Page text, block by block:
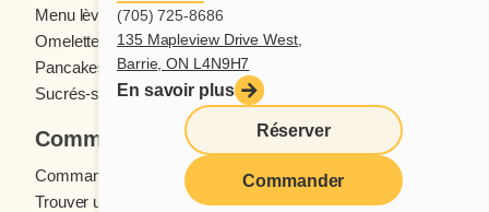
(705) 725-8686
135 Mapleview Drive West,
Barrie, ON L4N9H7
En savoir plus
Réserver
Commander
Menu lève-tôt
Omelettes et Crêpomelettes
Pain doré
Pancakes
Sandwichs
Sucrés-salés
Commander
Commande en ligne
Trouver un restaurant